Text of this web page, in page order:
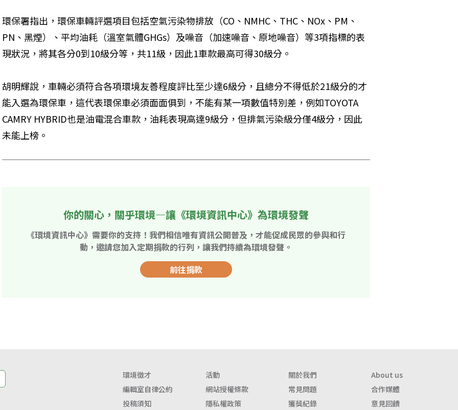
環保署指出，環保車輛評選項目包括空氣污染物排放（CO、NMHC、THC、NOx、PM、
PN、黑煙）、平均油耗（溫室氣體GHGs）及噪音（加速噪音、原地噪音）等3項指標的表
現狀況，將其各分0到10級分等，共11級，因此1車款最高可得30級分。
胡明輝說，車輛必須符合各項環境友善程度評比至少達6級分，且總分不得低於21級分的才
能入選為環保車，這代表環保車必須面面俱到，不能有某一項數值特別差，例如TOYOTA
CAMRY HYBRID也是油電混合車款，油耗表現高達9級分，但排氣污染級分僅4級分，因此
未能上榜。
你的關心，關乎環境—讓《環境資訊中心》為環境發聲
《環境資訊中心》需要你的支持！我們相信唯有資訊公開普及，才能促成民眾的參與和行
動，邀請您加入定期捐款的行列，讓我們持續為環境發聲。
前往捐款
環境徵才 活動 關於我們
About us
編輯室自律公約
網站授權條款 常見問題
合作媒體
投稿須知
隱私權政策 獲獎紀錄 意見回饋